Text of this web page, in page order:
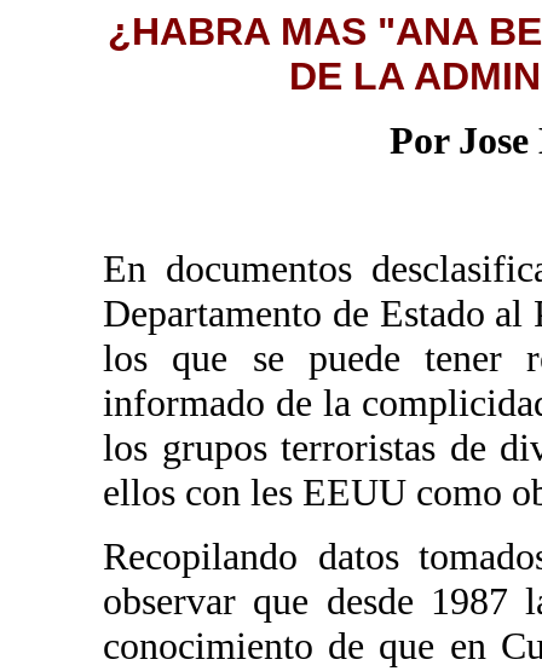
¿HABRA MAS "ANA
DE LA
Por
En documentos
Departamento de Estado al
los que se puede tener
informado de la
los grupos terroristas de
ellos con les EEUU como
Recopilando datos
observar que desde 1987
conocimiento de que en